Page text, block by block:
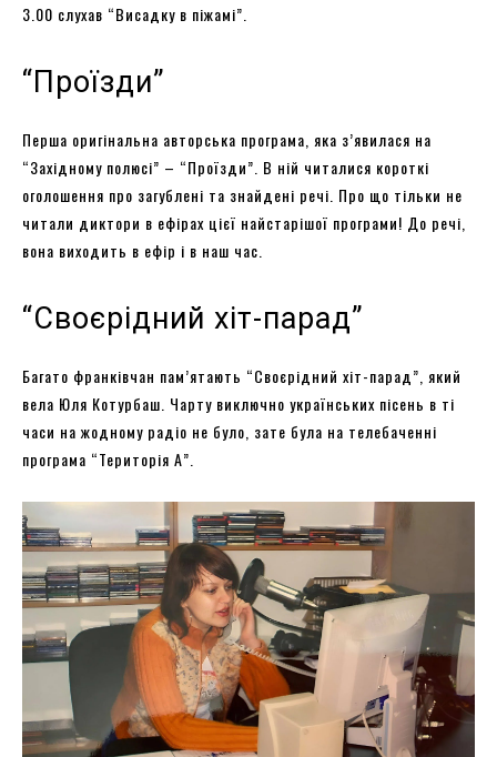
3.00 слухав “Висадку в піжамі”.
“Проїзди”
Перша оригінальна авторська програма, яка з’явилася на
“Західному полюсі” – “Проїзди”. В ній читалися короткі
оголошення про загублені та знайдені речі. Про що тільки не
читали диктори в ефірах цієї найстарішої програми! До речі,
вона виходить в ефір і в наш час.
“Своєрідний хіт-парад”
Багато франківчан пам’ятають “Своєрідний хіт-парад”, який
вела Юля Котурбаш. Чарту виключно українських пісень в ті
часи на жодному радіо не було, зате була на телебаченні
програма “Територія А”.